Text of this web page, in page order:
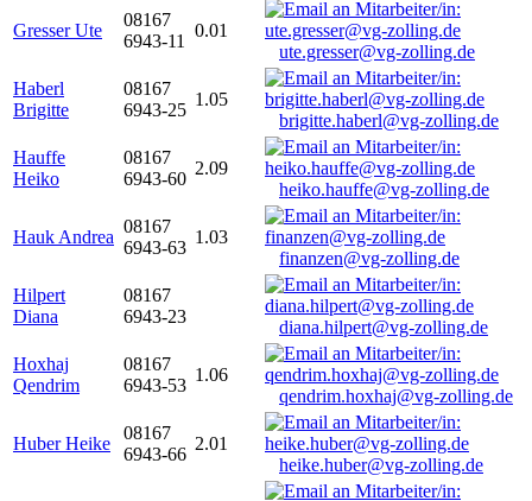
Gresser Ute
08167
6943-11
0.01
ute.gresser@vg-zolling.de
Haberl
Brigitte
08167
6943-25
1.05
brigitte.haberl@vg-zolling.de
Hauffe
Heiko
08167
6943-60
2.09
heiko.hauffe@vg-zolling.de
Hauk Andrea
08167
6943-63
1.03
finanzen@vg-zolling.de
Hilpert
Diana
08167
6943-23
diana.hilpert@vg-zolling.de
Hoxhaj
Qendrim
08167
6943-53
1.06
qendrim.hoxhaj@vg-zolling.de
Huber Heike
08167
6943-66
2.01
heike.huber@vg-zolling.de